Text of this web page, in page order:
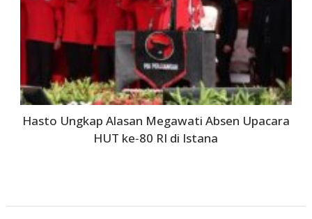
Hasto Ungkap Alasan Megawati Absen Upacara
HUT ke‑80 RI di Istana